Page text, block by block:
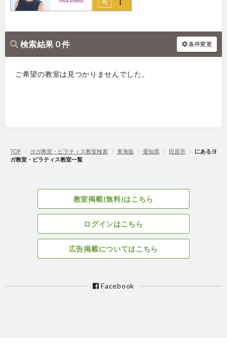
検索結果 0 件 条件変更
ご希望の教室は見つかりませんでした。
TOP 〉 ヨガ教室・ピラティス教室検索 〉 東海版 〉 愛知県 〉 田原市 〉 にあるヨ
ガ教室・ピラティス教室一覧
教室掲載(無料)はこちら
ログインはこちら
広告掲載についてはこちら
Facebook